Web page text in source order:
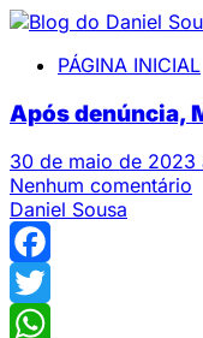
PÁGINA INICIAL
Após denúncia,
30 de maio de 2023
Nenhum comentário
Daniel Sousa
Facebook
Twitter